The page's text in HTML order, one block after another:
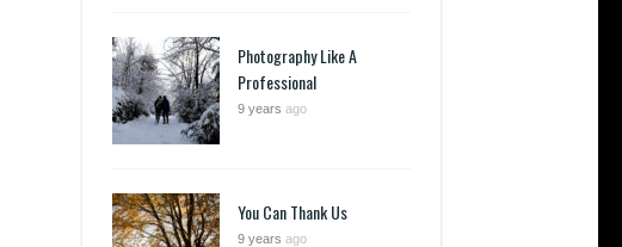
Photography Like A
Professional
9 years ago
You Can Thank Us
9 years ago